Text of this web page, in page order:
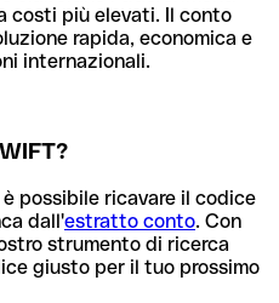
costi più elevati. Il conto
rapida, economica e
internazionali.
possibile ricavare il codice
dall'estratto conto. Con
strumento di ricerca
giusto per il tuo prossimo